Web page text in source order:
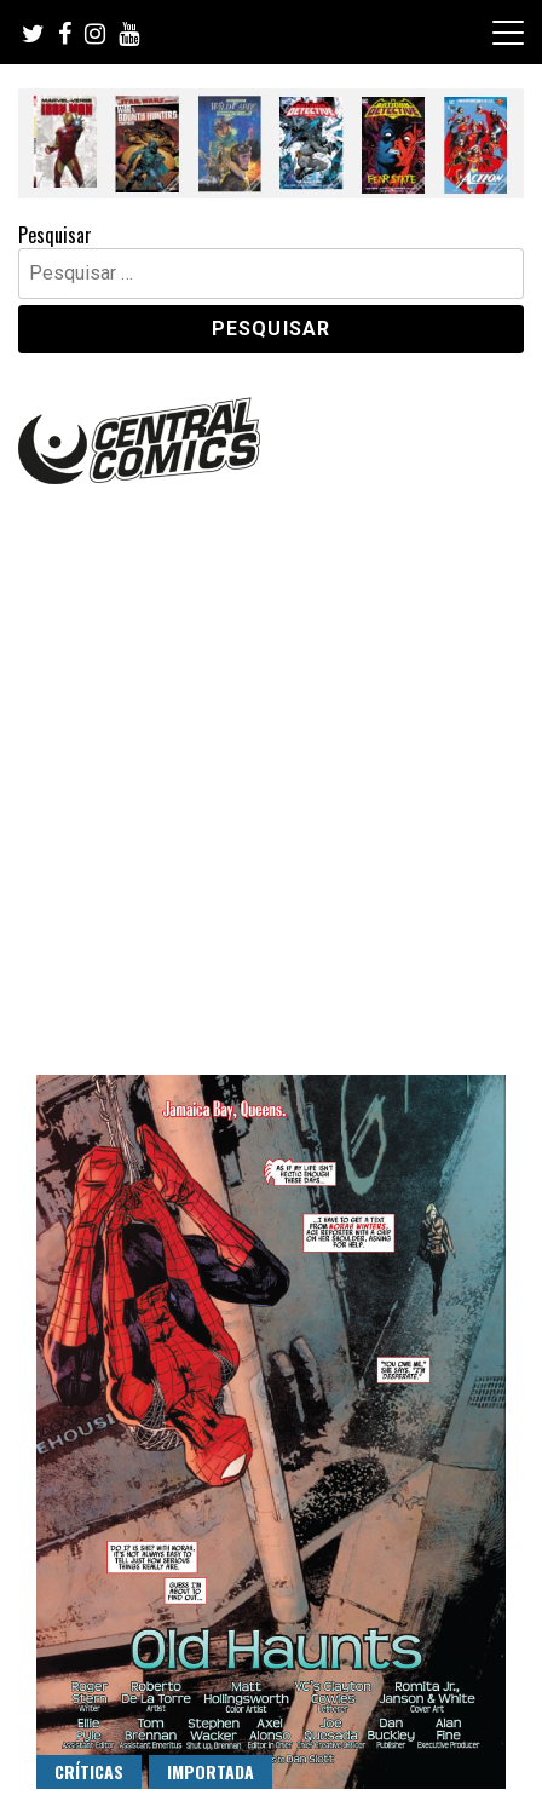
content
Pesquisar
Pesquisar
por:
Central Comics
CRÍTICAS IMPORTADA